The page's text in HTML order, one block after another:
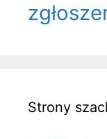
Strony